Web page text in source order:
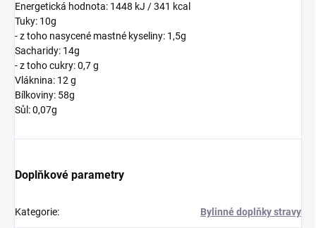
Energetická hodnota: 1448 kJ / 341 kcal
Tuky: 10g
- z toho nasycené mastné kyseliny: 1,5g
Sacharidy: 14g
- z toho cukry: 0,7 g
Vláknina: 12 g
Bílkoviny: 58g
Sůl: 0,07g
Doplňkové parametry
Kategorie: Bylinné doplňky stravy